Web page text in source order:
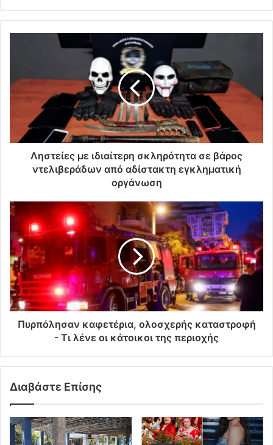
Ληστείες με ιδιαίτερη σκληρότητα σε βάρος
ντελιβεράδων από αδίστακτη εγκληματική
οργάνωση
Πυρπόλησαν καφετέρια, ολοσχερής καταστροφή
- Τι λένε οι κάτοικοι της περιοχής
Διαβάστε Επίσης